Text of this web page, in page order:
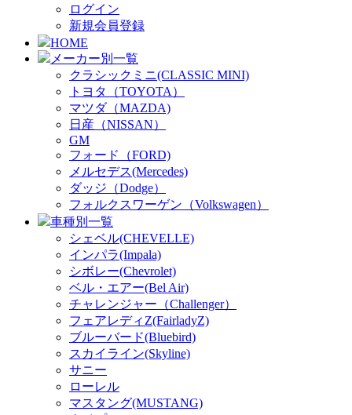
ログイン
新規会員登録
HOME
メーカー別一覧
クラシックミニ(CLASSIC MINI)
トヨタ（TOYOTA）
マツダ（MAZDA)
日産（NISSAN）
GM
フォード（FORD)
メルセデス(Mercedes)
ダッジ（Dodge）
フォルクスワーゲン（Volkswagen）
車種別一覧
シェベル(CHEVELLE)
インパラ(Impala)
シボレー(Chevrolet)
ベル・エアー(Bel Air)
チャレンジャー（Challenger）
フェアレディZ(FairladyZ)
ブルーバード(Bluebird)
スカイライン(Skyline)
サニー
ローレル
マスタング(MUSTANG)